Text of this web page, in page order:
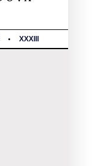
XXXIII